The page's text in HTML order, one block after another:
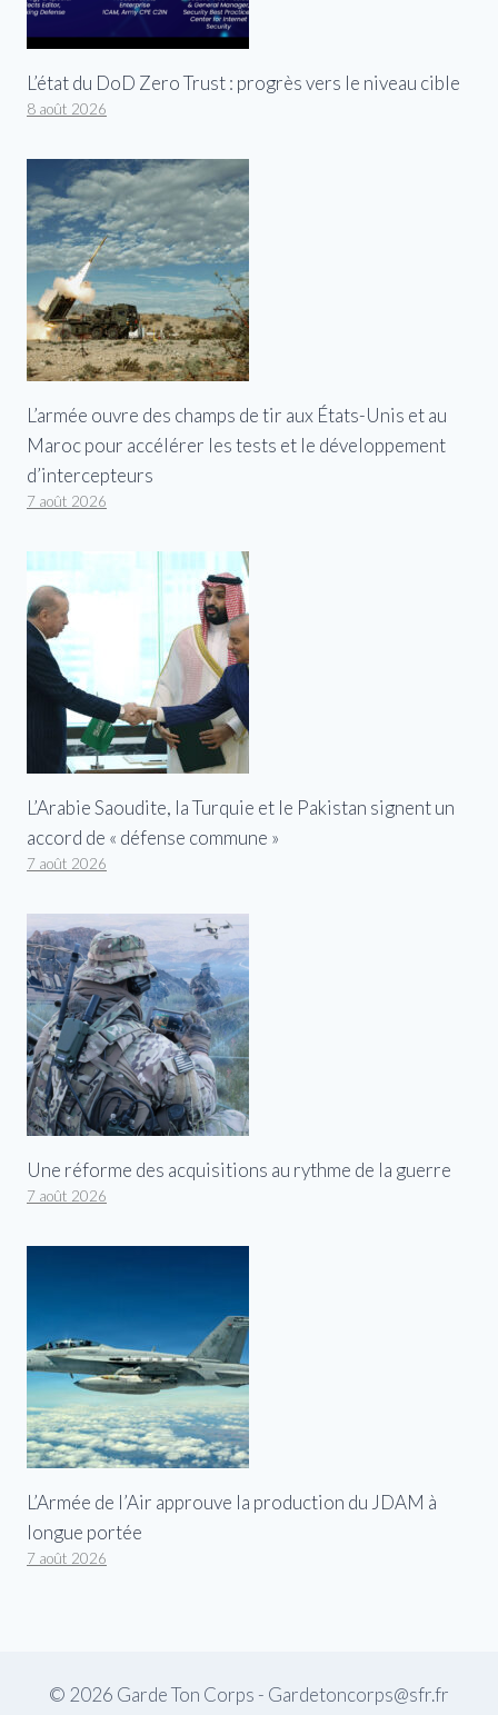
L’état du DoD Zero Trust : progrès vers le niveau cible
8 août 2026
L’armée ouvre des champs de tir aux États-Unis et au
Maroc pour accélérer les tests et le développement
d’intercepteurs
7 août 2026
L’Arabie Saoudite, la Turquie et le Pakistan signent un
accord de « défense commune »
7 août 2026
Une réforme des acquisitions au rythme de la guerre
7 août 2026
L’Armée de l’Air approuve la production du JDAM à
longue portée
7 août 2026
© 2026 Garde Ton Corps - Gardetoncorps@sfr.fr